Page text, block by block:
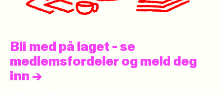
Bli med på laget - se
medlemsfordeler og meld deg
inn ->